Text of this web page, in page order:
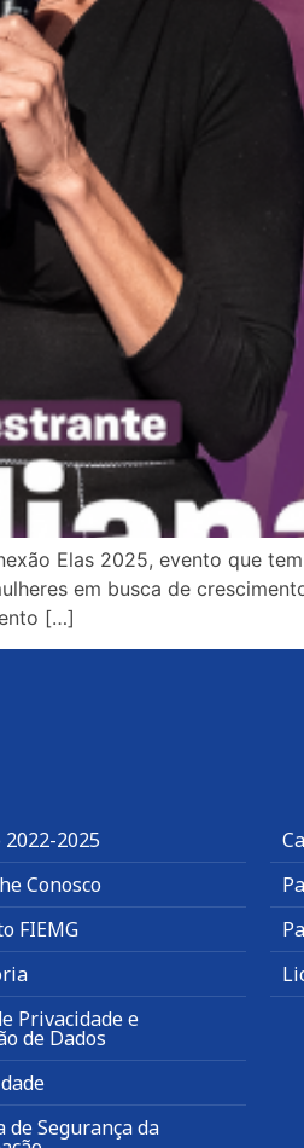
Elas 2025, evento que
em busca de
[…]
2022-2025
Conosco
FIEMG
Privacidade e
de Dados
de Segurança da